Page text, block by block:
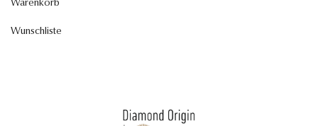
Warenkorb
Wunschliste